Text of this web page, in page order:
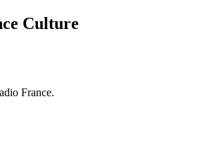
Culture
France.